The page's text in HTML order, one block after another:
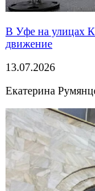
В Уфе на улицах
движение
13.07.2026
Екатерина